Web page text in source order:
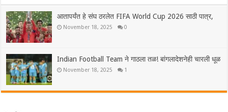
आतापर्यंत हे संघ ठरलेत FIFA World Cup 2026 साठी पात्र,
November 18, 2025 0
Indian Football Team ने गाठला तळ! बांगलादेशनेही चारली धूळ
November 18, 2025 1